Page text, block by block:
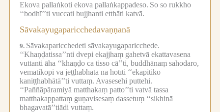
Ekova pallaṅkoti ekova pallaṅkappadeso. So so rukkho
‘‘bodhī’’ti vuccati bujjhanti etthāti katvā.
Sāvakayugaparicchedavaṇṇanā
9. Sāvakaparicchedeti sāvakayugaparicchede.
‘‘Khaṇḍatissa’’nti dvepi ekajjhaṃ gahetvā ekattavasena
vuttanti āha ‘‘khaṇḍo ca tisso cā’’ti, buddhānaṃ sahodaro,
vemātikopi vā jeṭṭhabhātā na hotīti ‘‘ekapitiko
kaniṭṭhabhātā’’ti vuttaṃ. Avasesehi puttehi.
‘‘Paññāpāramiyā matthakaṃ patto’’ti vatvā tassa
matthakappattaṃ guṇavisesaṃ dassetuṃ ‘‘sikhinā
bhagavatā’’tiādi vuttaṃ.